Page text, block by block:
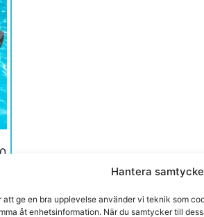
Hantera samtycke
att ge en bra upplevelse använder vi teknik som
åt enhetsinformation. När du samtycker till